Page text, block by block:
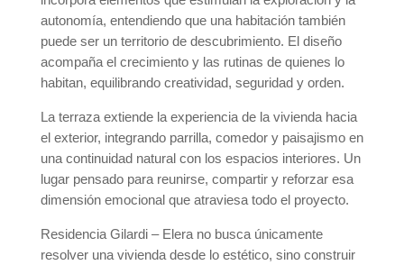
autonomía, entendiendo que una habitación también
puede ser un territorio de descubrimiento. El diseño
acompaña el crecimiento y las rutinas de quienes lo
habitan, equilibrando creatividad, seguridad y orden.
La terraza extiende la experiencia de la vivienda hacia
el exterior, integrando parrilla, comedor y paisajismo en
una continuidad natural con los espacios interiores. Un
lugar pensado para reunirse, compartir y reforzar esa
dimensión emocional que atraviesa todo el proyecto.
Residencia Gilardi – Elera no busca únicamente
resolver una vivienda desde lo estético, sino construir